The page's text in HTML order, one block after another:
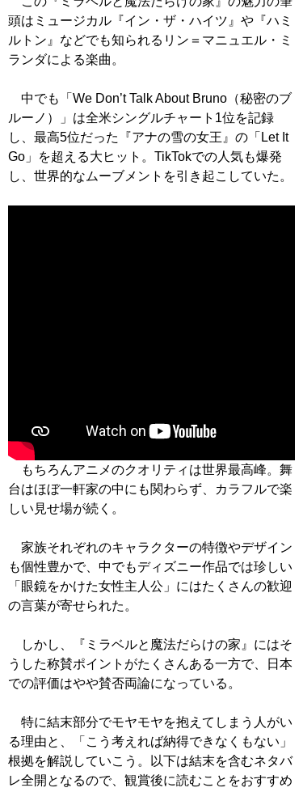
頭はミュージカル『イン・ザ・ハイツ』や『ハミ
ルトン』などでも知られるリン＝マニュエル・ミ
ランダによる楽曲。
中でも「We Don’t Talk About Bruno（秘密のブ
ルーノ）」は全米シングルチャート1位を記録
し、最高5位だった『アナの雪の女王』の「Let It
Go」を超える大ヒット。TikTokでの人気も爆発
し、世界的なムーブメントを引き起こしていた。
もちろんアニメのクオリティは世界最高峰。舞
台はほぼ一軒家の中にも関わらず、カラフルで楽
しい見せ場が続く。
家族それぞれのキャラクターの特徴やデザイン
も個性豊かで、中でもディズニー作品では珍しい
「眼鏡をかけた女性主人公」にはたくさんの歓迎
の言葉が寄せられた。
しかし、『ミラベルと魔法だらけの家』にはそ
うした称賛ポイントがたくさんある一方で、日本
での評価はやや賛否両論になっている。
特に結末部分でモヤモヤを抱えてしまう人がい
る理由と、「こう考えれば納得できなくもない」
根拠を解説していこう。以下は結末を含むネタバ
レ全開となるので、観賞後に読むことをおすすめ